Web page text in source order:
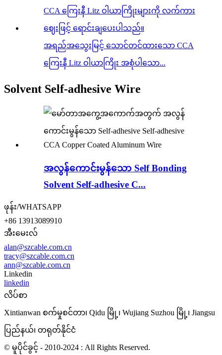
အရည်အသွေးမြင့် သောင်တင်ထားသော CCA
ကြေးနီ Litz ဝါယာကြိုး အစုံပါသော...
Solvent Self-adhesive Wire
အလွန်ကောင်းမွန်သော Self Bonding
Solvent Self-adhesive C...
ဖုန်း/WHATSAPP
+86 13913089910
အီးမေးလ်
alan@szcable.com.cn
tracy@szcable.com.cn
ann@szcable.com.cn
Linkedin
linkedin
လိပ်စာ
Xintianwan စက်မှုစင်တာ၊ Qidu မြို့၊ Wujiang Suzhou မြို့၊ Jiangsu
ပြည်နယ်၊ တရုတ်နိုင်ငံ
© မူပိုင်ခွင့် - 2010-2024 : All Rights Reserved.